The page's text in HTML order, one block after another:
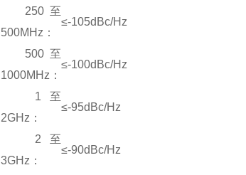
250至
500MHz：
≤-105dBc/Hz
500至
1000MHz：
≤-100dBc/Hz
1至
2GHz：
≤-95dBc/Hz
2至
3GHz：
≤-90dBc/Hz